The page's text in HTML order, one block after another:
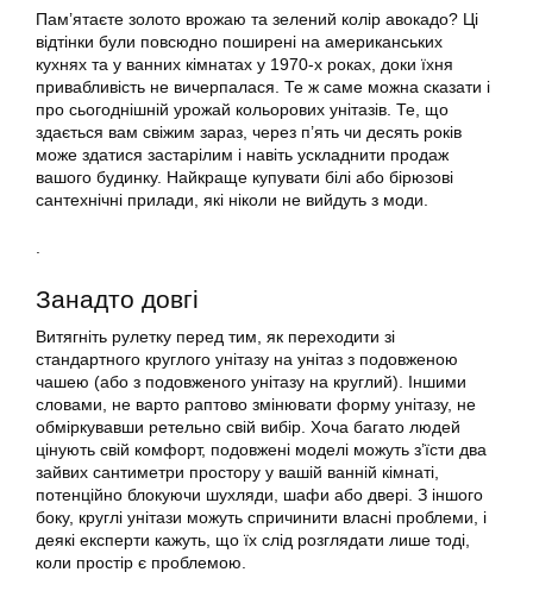
Пам’ятаєте золото врожаю та зелений колір авокадо? Ці
відтінки були повсюдно поширені на американських
кухнях та у ванних кімнатах у 1970-х роках, доки їхня
привабливість не вичерпалася. Те ж саме можна сказати і
про сьогоднішній урожай кольорових унітазів. Те, що
здається вам свіжим зараз, через п’ять чи десять років
може здатися застарілим і навіть ускладнити продаж
вашого будинку. Найкраще купувати білі або бірюзові
сантехнічні прилади, які ніколи не вийдуть з моди.
.
Занадто довгі
Витягніть рулетку перед тим, як переходити зі
стандартного круглого унітазу на унітаз з подовженою
чашею (або з подовженого унітазу на круглий). Іншими
словами, не варто раптово змінювати форму унітазу, не
обміркувавши ретельно свій вибір. Хоча багато людей
цінують свій комфорт, подовжені моделі можуть з’їсти два
зайвих сантиметри простору у вашій ванній кімнаті,
потенційно блокуючи шухляди, шафи або двері. З іншого
боку, круглі унітази можуть спричинити власні проблеми, і
деякі експерти кажуть, що їх слід розглядати лише тоді,
коли простір є проблемою.